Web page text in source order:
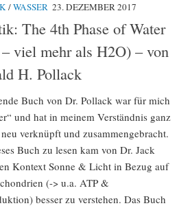
/WASSER 23. DEZEMBER 2017
The 4th Phase of Water
– viel mehr als H2O) – von
H. Pollack
Buch von Dr. Pollack war für mich
und hat in meinem Verständnis ganz
verknüpft und zusammengebracht.
Buch zu lesen kam von Dr. Jack
Kontext Sonne & Licht in Bezug auf
(-> u.a. ATP &
besser zu verstehen. Das Buch